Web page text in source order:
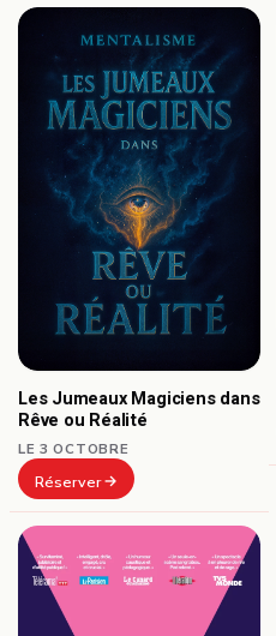
Les Jumeaux Magiciens dans
Rêve ou Réalité
LE 3 OCTOBRE
Réserver